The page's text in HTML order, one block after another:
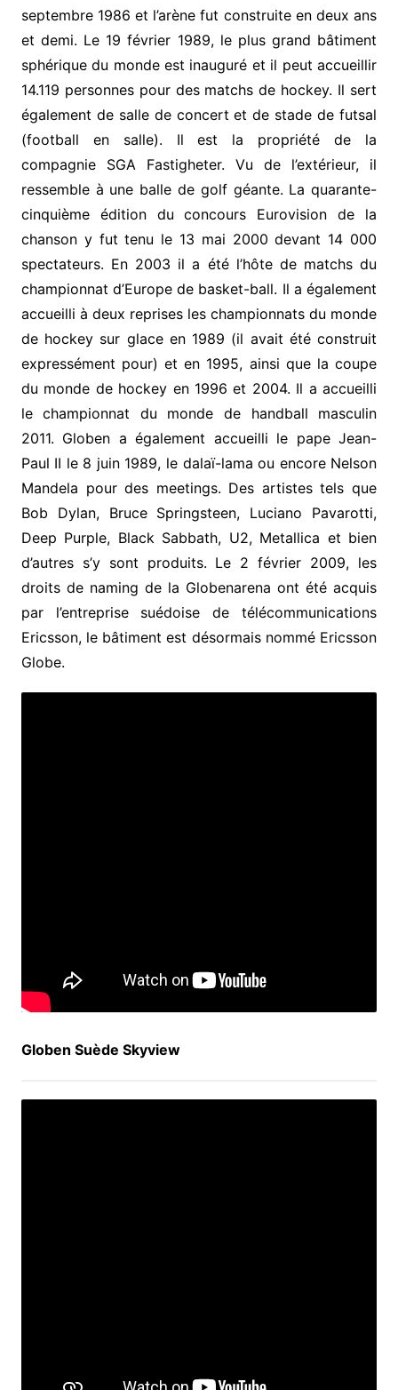
septembre 1986 et l’arène fut construite en deux ans
et demi. Le 19 février 1989, le plus grand bâtiment
sphérique du monde est inauguré et il peut accueillir
14.119 personnes pour des matchs de hockey. Il sert
également de salle de concert et de stade de futsal
(football en salle). Il est la propriété de la
compagnie SGA Fastigheter. Vu de l’extérieur, il
ressemble à une balle de golf géante. La quarante-
cinquième édition du concours Eurovision de la
chanson y fut tenu le 13 mai 2000 devant 14 000
spectateurs. En 2003 il a été l’hôte de matchs du
championnat d’Europe de basket-ball. Il a également
accueilli à deux reprises les championnats du monde
de hockey sur glace en 1989 (il avait été construit
expressément pour) et en 1995, ainsi que la coupe
du monde de hockey en 1996 et 2004. Il a accueilli
le championnat du monde de handball masculin
2011. Globen a également accueilli le pape Jean-
Paul II le 8 juin 1989, le dalaï-lama ou encore Nelson
Mandela pour des meetings. Des artistes tels que
Bob Dylan, Bruce Springsteen, Luciano Pavarotti,
Deep Purple, Black Sabbath, U2, Metallica et bien
d’autres s’y sont produits. Le 2 février 2009, les
droits de naming de la Globenarena ont été acquis
par l’entreprise suédoise de télécommunications
Ericsson, le bâtiment est désormais nommé Ericsson
Globe.
Globen Suède Skyview